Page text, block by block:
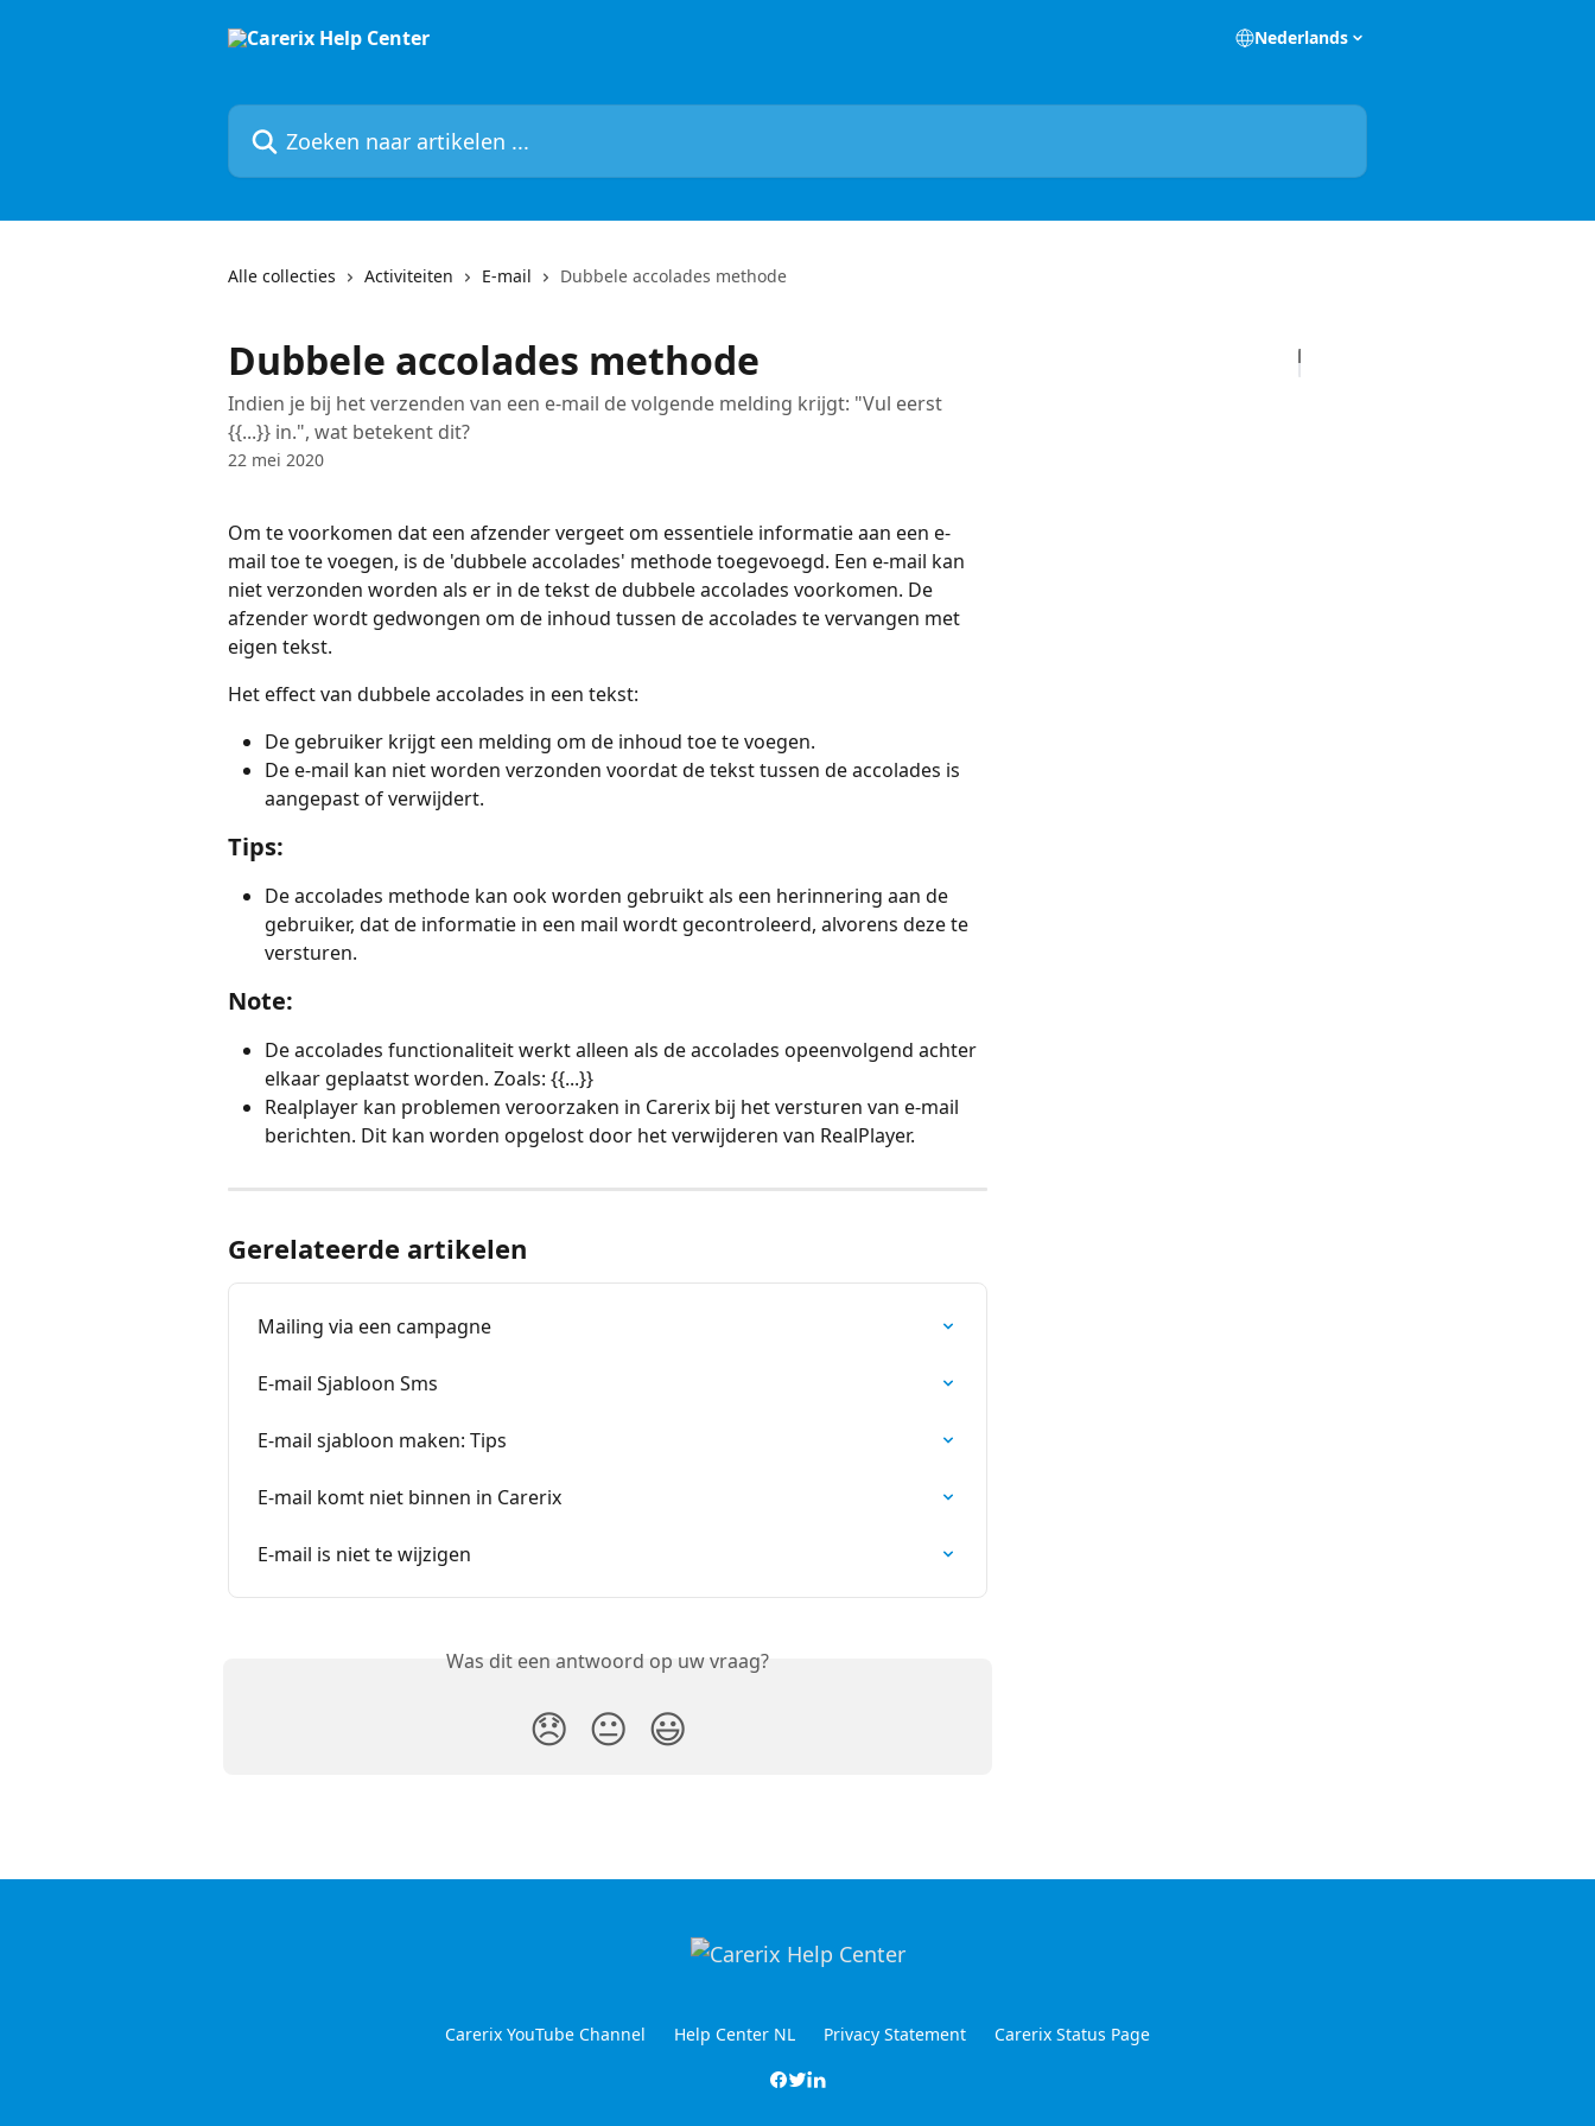
Nederlands
Zoeken naar artikelen ...
Alle collecties Activiteiten E-mail Dubbele accolades methode
Dubbele accolades methode
Indien je bij het verzenden van een e-mail de volgende melding krijgt: "Vul eerst
{{...}} in.", wat betekent dit?
22 mei 2020
Om te voorkomen dat een afzender vergeet om essentiele informatie aan een e-
mail toe te voegen, is de 'dubbele accolades' methode toegevoegd. Een e-mail kan
niet verzonden worden als er in de tekst de dubbele accolades voorkomen. De
afzender wordt gedwongen om de inhoud tussen de accolades te vervangen met
eigen tekst.
Het effect van dubbele accolades in een tekst:
De gebruiker krijgt een melding om de inhoud toe te voegen.
De e-mail kan niet worden verzonden voordat de tekst tussen de accolades is
aangepast of verwijdert.
Tips:
De accolades methode kan ook worden gebruikt als een herinnering aan de
gebruiker, dat de informatie in een mail wordt gecontroleerd, alvorens deze te
versturen.
Note:
De accolades functionaliteit werkt alleen als de accolades opeenvolgend achter
elkaar geplaatst worden. Zoals: {{...}}
Realplayer kan problemen veroorzaken in Carerix bij het versturen van e-mail
berichten. Dit kan worden opgelost door het verwijderen van RealPlayer.
Gerelateerde artikelen
Mailing via een campagne
E-mail Sjabloon Sms
E-mail sjabloon maken: Tips
E-mail komt niet binnen in Carerix
E-mail is niet te wijzigen
Was dit een antwoord op uw vraag?
😞 😐 😃
Carerix YouTube Channel Help Center NL Privacy Statement Carerix Status Page